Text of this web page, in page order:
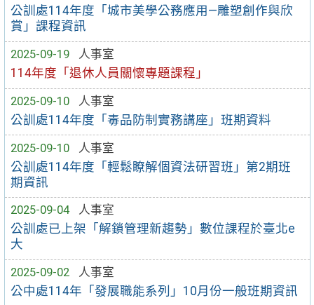
公訓處114年度「城市美學公務應用—雕塑創作與欣
賞」課程資訊
2025-09-19
人事室
114年度「退休人員關懷專題課程」
2025-09-10
人事室
公訓處114年度「毒品防制實務講座」班期資料
2025-09-10
人事室
公訓處114年度「輕鬆瞭解個資法研習班」第2期班
期資訊
2025-09-04
人事室
公訓處已上架「解鎖管理新趨勢」數位課程於臺北e
大
2025-09-02
人事室
公中處114年「發展職能系列」10月份一般班期資訊